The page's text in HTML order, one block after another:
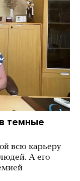
темные
всю карьеру
А его